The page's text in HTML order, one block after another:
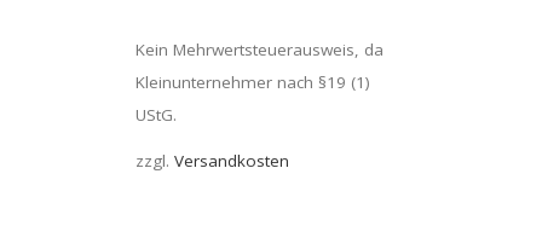
Kein Mehrwertsteuerausweis, da
Kleinunternehmer nach §19 (1)
UStG.
zzgl. Versandkosten